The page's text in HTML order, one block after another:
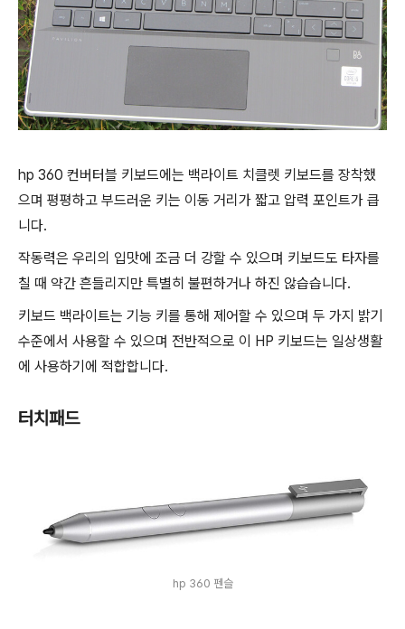
hp 360 컨버터블 키보드에는 백라이트 치클렛 키보드를 장착했
으며 평평하고 부드러운 키는 이동 거리가 짧고 압력 포인트가 큽
니다.
작동력은 우리의 입맛에 조금 더 강할 수 있으며 키보드도 타자를
칠 때 약간 흔들리지만 특별히 불편하거나 하진 않습습니다.
키보드 백라이트는 기능 키를 통해 제어할 수 있으며 두 가지 밝기
수준에서 사용할 수 있으며 전반적으로 이 HP 키보드는 일상생활
에 사용하기에 적합합니다.
터치패드
hp 360 펜슬